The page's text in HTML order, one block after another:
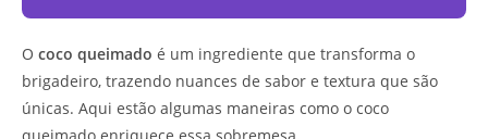
O coco queimado é um ingrediente que transforma o
brigadeiro, trazendo nuances de sabor e textura que são
únicas. Aqui estão algumas maneiras como o coco